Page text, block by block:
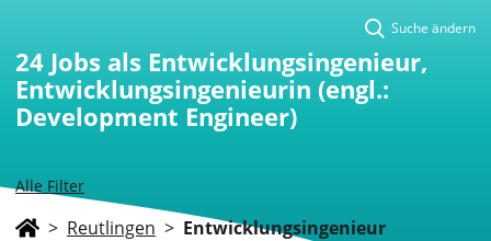
Alle Filter
Suche ändern
24 Jobs als Entwicklungsingenieur,
Entwicklungsingenieurin (engl.:
Development Engineer)
> Reutlingen > Entwicklungsingenieur